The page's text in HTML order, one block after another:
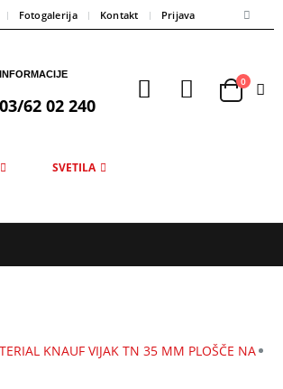
Fotogalerija Kontakt Prijava
INFORMACIJE
03/62 02 240
0
SVETILA